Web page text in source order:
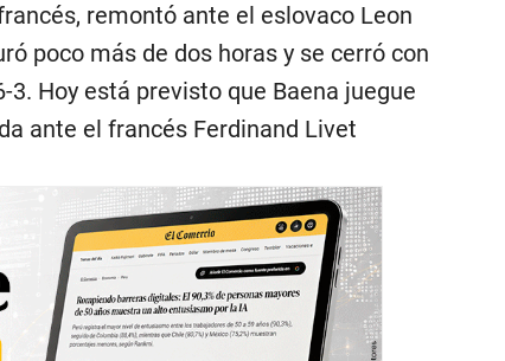
remontó ante el eslovaco Leon
poco más de dos horas y se cerró con
3. Hoy está previsto que Baena juegue
ante el francés Ferdinand Livet